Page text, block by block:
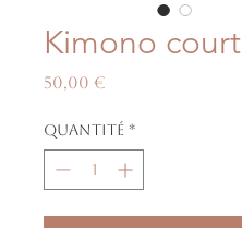
Kimono court
50,00 €
Quantité *